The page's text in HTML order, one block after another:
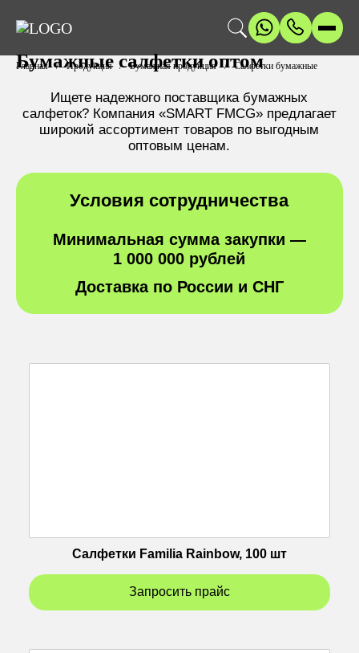
Главная Продукция Бумажная продукция Салфетки бумажные
Бумажные салфетки оптом
Ищете надежного поставщика бумажных
салфеток? Компания «SMART FMCG» предлагает
широкий ассортимент товаров по выгодным
оптовым ценам.
Условия сотрудничества
Минимальная сумма закупки —
1 000 000 рублей
Доставка по России и СНГ
Салфетки Familia Rainbow, 100 шт
Запросить прайс